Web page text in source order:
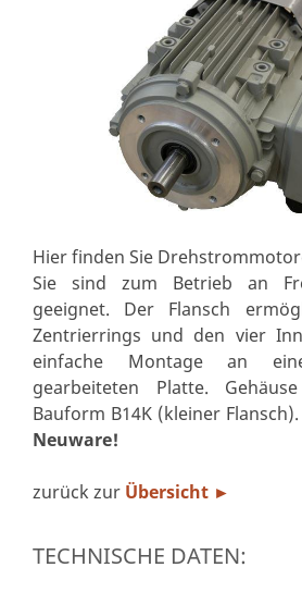
Hier finden Sie
Sie sind zum Betrieb an
geeignet. Der Flansch
Zentrierrings und den vier
einfache Montage an
gearbeiteten Platte.
Bauform B14K (kleiner Flansch).
Neuware!
zurück zur Übersicht ►
TECHNISCHE DATEN: